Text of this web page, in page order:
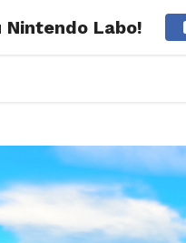
RADIOLabo!